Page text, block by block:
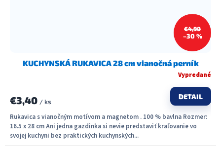
€4,90
–30 %
KUCHYNSKÁ RUKAVICA 28 cm vianočná perník
Vypredané
€3,40 / ks
DETAIL
Rukavica s vianočným motívom a magnetom . 100 % bavlna Rozmer:
16.5 x 28 cm Ani jedna gazdinka si nevie predstaviť kraľovanie vo
svojej kuchyni bez praktických kuchynských...